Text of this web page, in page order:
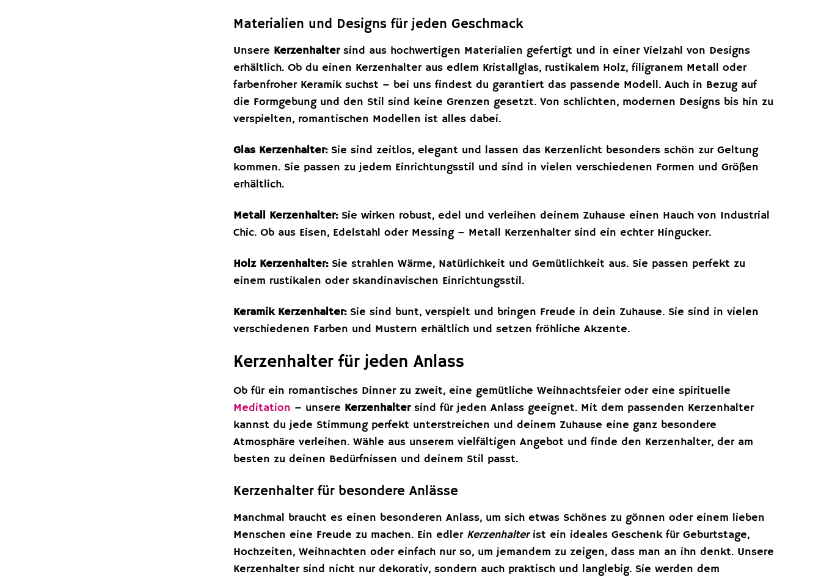
Materialien und Designs für jeden Geschmack
Unsere Kerzenhaltersind aus hochwertigen Materialien gefertigt und in einer Vielzahl von Designs
erhältlich. Ob du einen Kerzenhalter aus edlem Kristallglas, rustikalem Holz, filigranem Metall oder
farbenfroher Keramik suchst – bei uns findest du garantiert das passende Modell. Auch in Bezug auf
die Formgebung und den Stil sind keine Grenzen gesetzt. Von schlichten, modernen Designs bis hin zu
verspielten, romantischen Modellen ist alles dabei.
Glas Kerzenhalter:Sie sind zeitlos, elegant und lassen das Kerzenlicht besonders schön zur Geltung
kommen. Sie passen zu jedem Einrichtungsstil und sind in vielen verschiedenen Formen und Größen
erhältlich.
Metall Kerzenhalter:Sie wirken robust, edel und verleihen deinem Zuhause einen Hauch von Industrial
Chic. Ob aus Eisen, Edelstahl oder Messing – Metall Kerzenhalter sind ein echter Hingucker.
Holz Kerzenhalter:Sie strahlen Wärme, Natürlichkeit und Gemütlichkeit aus. Sie passen perfekt zu
einem rustikalen oder skandinavischen Einrichtungsstil.
Keramik Kerzenhalter:Sie sind bunt, verspielt und bringen Freude in dein Zuhause. Sie sind in vielen
verschiedenen Farben und Mustern erhältlich und setzen fröhliche Akzente.
Kerzenhalter für jeden Anlass
Ob für ein romantisches Dinner zu zweit, eine gemütliche Weihnachtsfeier oder eine spirituelle
Meditation – unsere Kerzenhaltersind für jeden Anlass geeignet. Mit dem passenden Kerzenhalter
kannst du jede Stimmung perfekt unterstreichen und deinem Zuhause eine ganz besondere
Atmosphäre verleihen. Wähle aus unserem vielfältigen Angebot und finde den Kerzenhalter, der am
besten zu deinen Bedürfnissen und deinem Stil passt.
Kerzenhalter für besondere Anlässe
Manchmal braucht es einen besonderen Anlass, um sich etwas Schönes zu gönnen oder einem lieben
Menschen eine Freude zu machen. Ein edler Kerzenhalterist ein ideales Geschenk für Geburtstage,
Hochzeiten, Weihnachten oder einfach nur so, um jemandem zu zeigen, dass man an ihn denkt. Unsere
Kerzenhalter sind nicht nur dekorativ, sondern auch praktisch und langlebig. Sie werden dem